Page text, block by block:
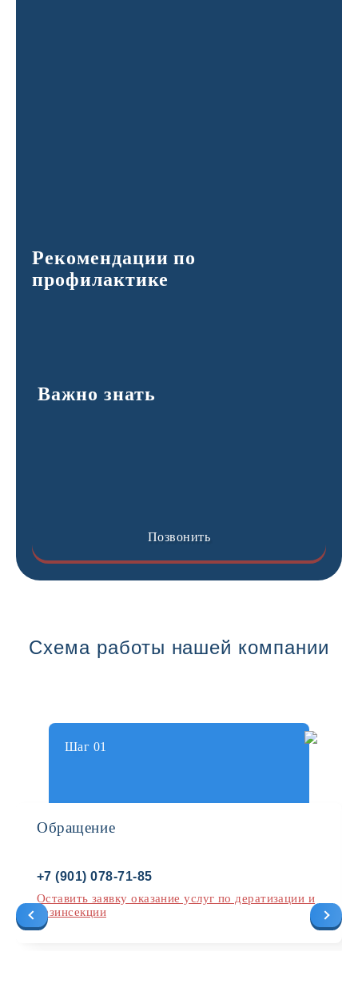
Рекомендации по
профилактике
Важно знать
Позвонить
Схема работы нашей компании
Шаг 01
Обращение
+7 (901) 078-71-85
Оставить заявку оказание услуг по дератизации и
дезинсекции